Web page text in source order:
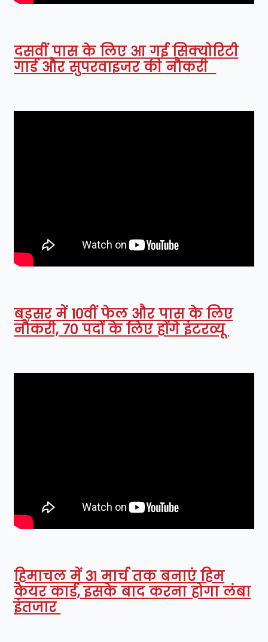
दसवीं पास के लिए आ गई सिक्योरिटी
गार्ड और सुपरवाइजर की नौकरी
बड़सर में 10वीं फेल और पास के लिए
नौकरी, 70 पदों के लिए होंगे इंटरव्यू
हिमाचल में 31 मार्च तक बनाएं हिम
केयर कार्ड, इसके बाद करना होगा लंबा
इंतजार